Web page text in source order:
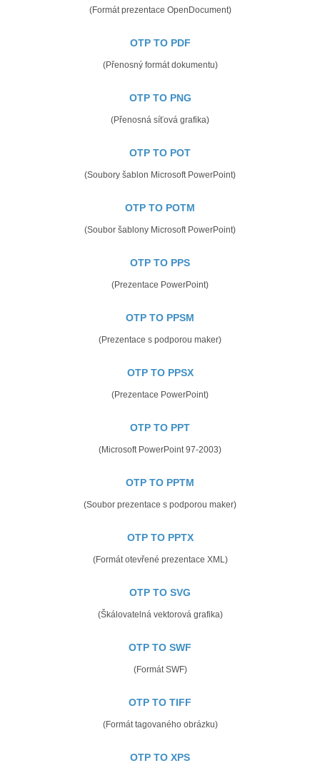
(Formát prezentace OpenDocument)
OTP TO PDF
(Přenosný formát dokumentu)
OTP TO PNG
(Přenosná síťová grafika)
OTP TO POT
(Soubory šablon Microsoft PowerPoint)
OTP TO POTM
(Soubor šablony Microsoft PowerPoint)
OTP TO PPS
(Prezentace PowerPoint)
OTP TO PPSM
(Prezentace s podporou maker)
OTP TO PPSX
(Prezentace PowerPoint)
OTP TO PPT
(Microsoft PowerPoint 97-2003)
OTP TO PPTM
(Soubor prezentace s podporou maker)
OTP TO PPTX
(Formát otevřené prezentace XML)
OTP TO SVG
(Škálovatelná vektorová grafika)
OTP TO SWF
(Formát SWF)
OTP TO TIFF
(Formát tagovaného obrázku)
OTP TO XPS